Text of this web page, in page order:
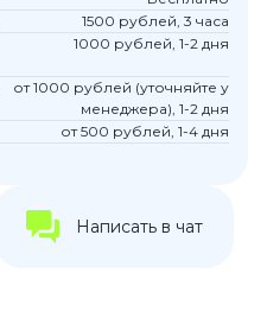
1500 рублей, 3 часа
1000 рублей, 1-2 дня
от 1000 рублей (уточняйте у
менеджера), 1-2 дня
от 500 рублей, 1-4 дня
Написать в чат